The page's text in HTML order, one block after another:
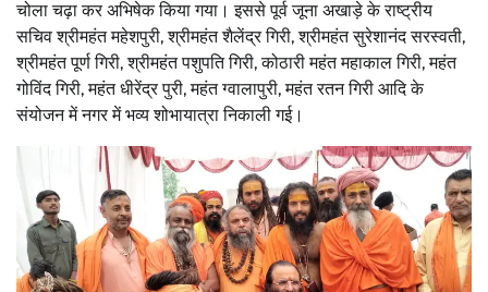
चोला चढ़ा कर अभिषेक किया गया। इससे पूर्व जूना अखाड़े के राष्ट्रीय
सचिव श्रीमहंत महेशपुरी, श्रीमहंत शैलेंद्र गिरी, श्रीमहंत सुरेशानंद सरस्वती,
श्रीमहंत पूर्ण गिरी, श्रीमहंत पशुपति गिरी, कोठारी महंत महाकाल गिरी, महंत
गोविंद गिरी, महंत धीरेंद्र पुरी, महंत ग्वालापुरी, महंत रतन गिरी आदि के
संयोजन में नगर में भव्य शोभायात्रा निकाली गई।